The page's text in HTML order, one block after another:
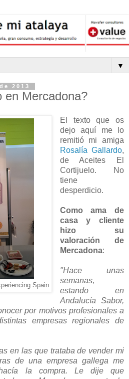
▼
2013
en Mercadona?
Spain
El texto que os
dejo aquí me lo
remitió mi amiga
Rosalía Gallardo,
de Aceites El
Cortijuelo. No
tiene
desperdicio.
Como ama de
casa y cliente
hizo su
valoración de
Mercadona:
"Hace unas
semanas,
estando en
Andalucía Sabor,
por motivos profesionales a
empresas regionales de
en las que trataba de vender mi
de una empresa gallega me
la compra. Le dije que